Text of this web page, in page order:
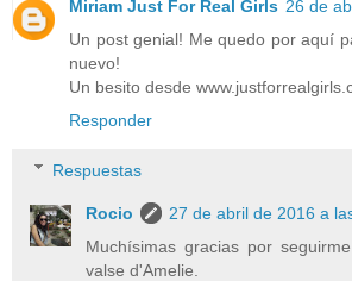
Miriam Just For Real Girls 26 de
Un post genial! Me quedo por aquí
nuevo!
Un besito desde
Responder
Respuestas
Rocio
27 de abril de 2016 a
Muchísimas gracias por
valse d'Amelie.